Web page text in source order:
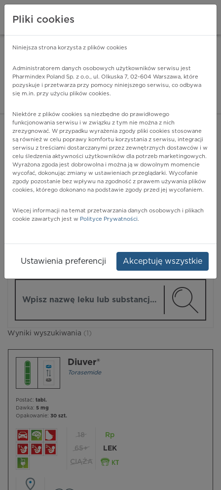
Pharmindex - lider
ZALOGUJ SIĘ
POKAŻ FILTRY
Pharmindex
Wyniki wyszukiwania (1)
Diuver®
Torasemide
Postać: tabl.
Dawka: 5 mg
Opakowanie: 30 szt.
18
65+
CIĄŻA
Rp
LEK
Pliki cookies
Niniejsza strona korzysta z plików cookies
Administratorem danych osobowych użytkowników serwisu jest
Pharmindex Poland Sp. z o.o., ul. Olkuska 7, 02-604 Warszawa, które
pozyskuje i przetwarza przy pomocy niniejszego serwisu, co odbywa
się m.in. przy użyciu plików cookies.
Niektóre z plików cookies są niezbędne do prawidłowego
funkcjonowania serwisu i w związku z tym nie można z nich
zrezygnować. W przypadku wyrażenia zgody pliki cookies stosowane
są również w celu poprawy komfortu korzystania z serwisu, integracji
serwisu z treściami dostarczanymi przez zewnętrznych dostawców i w
celu śledzenia aktywności użytkowników dla potrzeb marketingowych.
Wyrażona zgoda jest dobrowolna i można ją w dowolnym momencie
wycofać, dokonując zmiany w ustawieniach przeglądarki. Wycofanie
zgody pozostanie bez wpływu na zgodność z prawem używania plików
cookies, którego dokonano na podstawie zgody przed jej wycofaniem.
Więcej informacji na temat przetwarzania danych osobowych i plikach
cookie zawartych jest w Polityce Prywatności.
Ustawienia preferencji Akceptuję wszystkie
ZA DARMO - w Google Play INSTALUJ